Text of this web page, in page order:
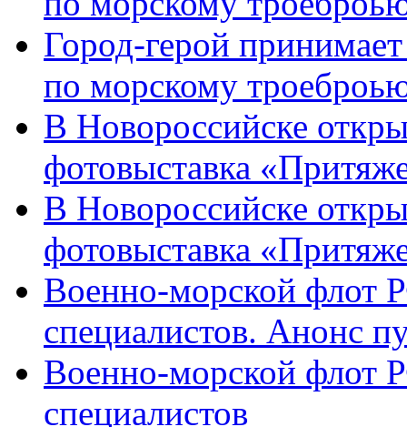
Город-герой
по морскому
В Новороссийске
фотовыставка
В Новороссийске
фотовыставка
Военно-морской флот
специалистов. Анонс
Военно-морской флот
специалистов